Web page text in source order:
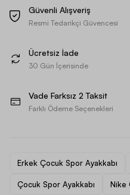
Güvenli Alışveriş
Resmi Tedarikçi Güvencesi
Ücretsiz İade
30 Gün İçerisinde
Vade Farksız 2 Taksit
Farklı Ödeme Seçenekleri
Erkek Çocuk Spor Ayakkabı
Çocuk Spor Ayakkabı Nike